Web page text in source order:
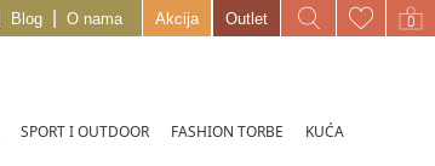
Blog O nama Akcija Outlet
SPORT I OUTDOOR FASHION TORBE KUĆA